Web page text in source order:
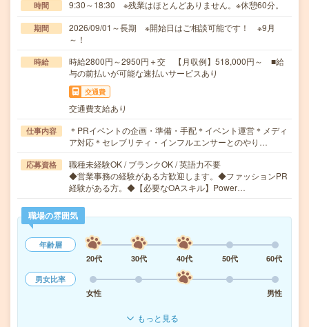
時間 9:30～18:30 ※残業はほとんどありません。※休憩60分。
期間
2026/09/01～長期 ※開始日はご相談可能です！ ※9月
～！
時給
時給2800円～2950円＋交 【月収例】518,000円～ ■給
与の前払いが可能な速払いサービスあり
交通費
交通費支給あり
仕事内容
＊PRイベントの企画・準備・手配＊イベント運営＊メディ
ア対応＊セレブリティ・インフルエンサーとのやり…
応募資格
職種未経験OK / ブランクOK / 英語力不要
◆営業事務の経験がある方歓迎します。◆ファッションPR
経験がある方。◆【必要なOAスキル】Power…
職場の雰囲気
年齢層
20代
30代 40代 50代
60代
男女比率
女性
男性
もっと見る